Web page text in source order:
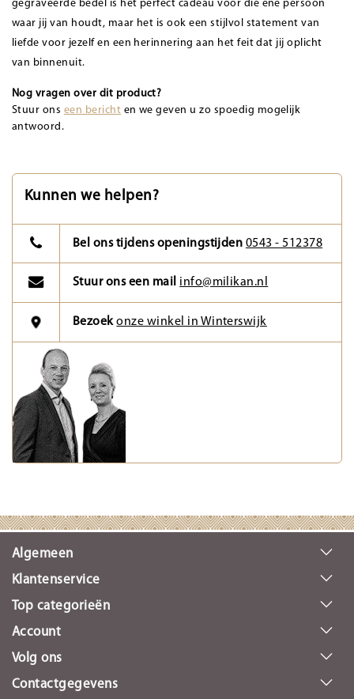
gegraveerde bedel is het perfect cadeau voor die ene persoon
waar jij van houdt, maar het is ook een stijlvol statement van
liefde voor jezelf en een herinnering aan het feit dat jij oplicht
van binnenuit.
Nog vragen over dit product?
Stuur ons een bericht en we geven u zo spoedig mogelijk
antwoord.
Kunnen we helpen?
Bel ons tijdens openingstijden 0543 - 512378
Stuur ons een mail info@milikan.nl
Bezoekonze winkel in Winterswijk
Algemeen
Klantenservice
Top categorieën
Account
Volg ons
Contactgegevens